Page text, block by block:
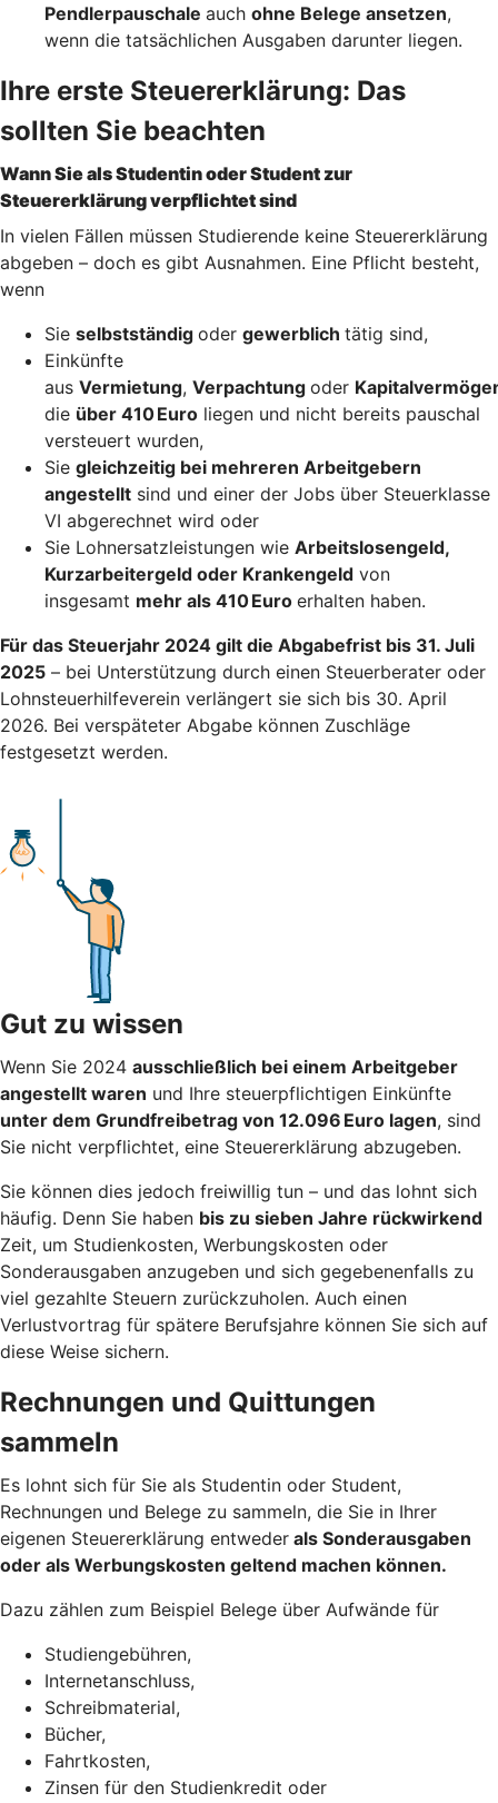
Pendlerpauschale auch ohne Belege ansetzen,
wenn die tatsächlichen Ausgaben darunter liegen.
Ihre erste Steuererklärung: Das
sollten Sie beachten
Wann Sie als Studentin oder Student zur
Steuererklärung verpflichtet sind
In vielen Fällen müssen Studierende keine Steuererklärung
abgeben – doch es gibt Ausnahmen. Eine Pflicht besteht,
wenn
Sie selbstständig oder gewerblich tätig sind,
Einkünfte
aus Vermietung, Verpachtung oder
die über 410 Euro liegen und nicht bereits pauschal
versteuert wurden,
Sie gleichzeitig bei mehreren Arbeitgebern
angestellt sind und einer der Jobs über Steuerklasse
VI abgerechnet wird oder
Sie Lohnersatzleistungen wie Arbeitslosengeld,
Kurzarbeitergeld oder Krankengeld von
insgesamt mehr als 410 Euro erhalten haben.
Für das Steuerjahr 2024 gilt die Abgabefrist bis 31. Juli
2025 – bei Unterstützung durch einen Steuerberater oder
Lohnsteuerhilfeverein verlängert sie sich bis 30. April
2026. Bei verspäteter Abgabe können Zuschläge
festgesetzt werden.
Gut zu wissen
Wenn Sie 2024 ausschließlich bei einem Arbeitgeber
angestellt waren und Ihre steuerpflichtigen Einkünfte
unter dem Grundfreibetrag von 12.096 Euro lagen, sind
Sie nicht verpflichtet, eine Steuererklärung abzugeben.
Sie können dies jedoch freiwillig tun – und das lohnt sich
häufig. Denn Sie haben bis zu sieben Jahre rückwirkend
Zeit, um Studienkosten, Werbungskosten oder
Sonderausgaben anzugeben und sich gegebenenfalls zu
viel gezahlte Steuern zurückzuholen. Auch einen
Verlustvortrag für spätere Berufsjahre können Sie sich auf
diese Weise sichern.
Rechnungen und Quittungen
sammeln
Es lohnt sich für Sie als Studentin oder Student,
Rechnungen und Belege zu sammeln, die Sie in Ihrer
eigenen Steuererklärung entweder als Sonderausgaben
oder als Werbungskosten geltend machen können.
Dazu zählen zum Beispiel Belege über Aufwände für
Studiengebühren,
Internetanschluss,
Schreibmaterial,
Bücher,
Fahrtkosten,
Zinsen für den Studienkredit oder